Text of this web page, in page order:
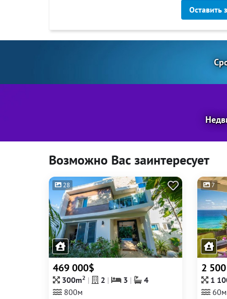
Оставить
Возможно Вас заинтересует
28
469 000$
300m2 2 3
4
800м
7
2
1
60м